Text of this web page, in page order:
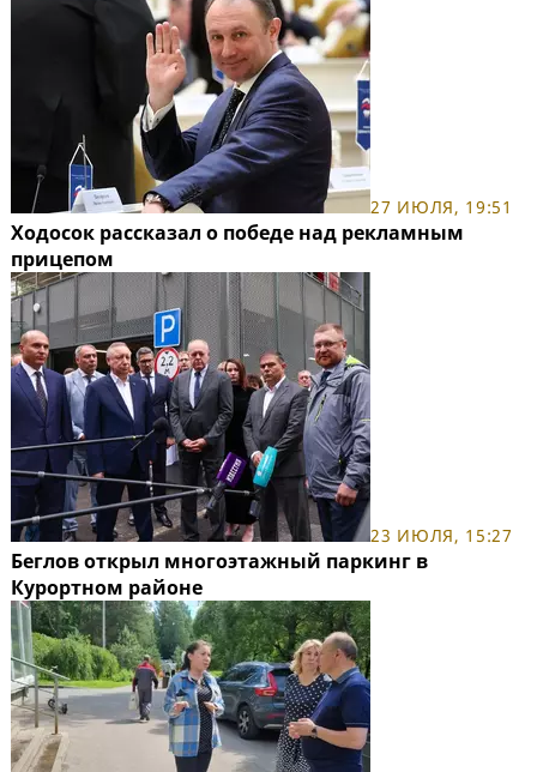
27 ИЮЛЯ, 19:51
Ходосок рассказал о победе над рекламным
прицепом
23 ИЮЛЯ, 15:27
Беглов открыл многоэтажный паркинг в
Курортном районе